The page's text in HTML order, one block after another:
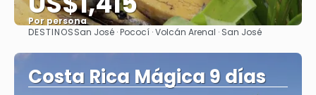
Por persona
Ver
DESTINOSSan José · Pococí · Volcán Arenal · San José
Costa Rica Mágica 9 días